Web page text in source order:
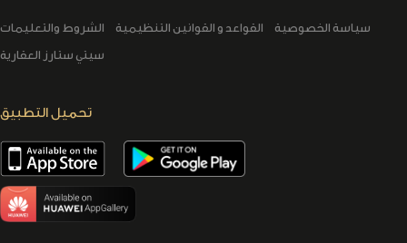
الشروط والتعليمات القواعد و القوانين التنظيمية
سياسة الخصوصية
سيتي ستارز العقارية
تحميل التطبيق